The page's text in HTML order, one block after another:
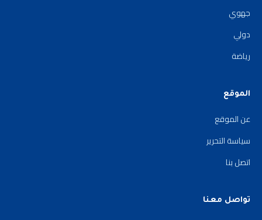
جهوي
دولي
رياضة
الموقع
عن الموقع
سياسة التحرير
اتصل بنا
تواصل معنا